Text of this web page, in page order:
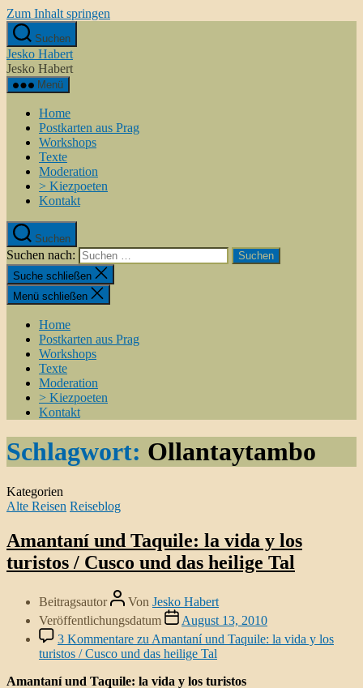
Zum Inhalt springen
Suchen
Jesko Habert
Jesko Habert
Menü
Home
Postkarten aus Prag
Workshops
Texte
Moderation
> Kiezpoeten
Kontakt
Suchen
Suchen nach:
Suche schließen
Menü schließen
Home
Postkarten aus Prag
Workshops
Texte
Moderation
> Kiezpoeten
Kontakt
Schlagwort: Ollantaytambo
Kategorien
Alte Reisen Reiseblog
Amantaní und Taquile: la vida y los
turistos / Cusco und das heilige Tal
Beitragsautor Von Jesko Habert
Veröffentlichungsdatum
August 13, 2010
3 Kommentare zu Amantaní und Taquile: la vida y los
turistos / Cusco und das heilige Tal
Amantaní und Taquile: la vida y los turistos